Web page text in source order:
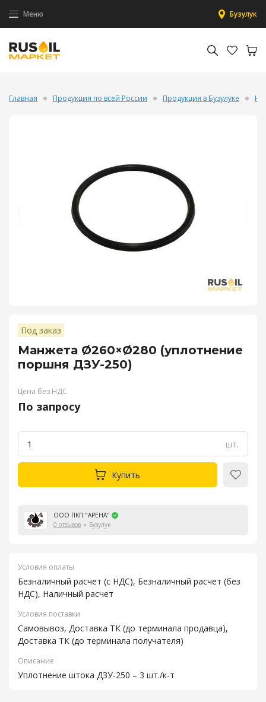
Меню Бузулук
Главная Продукция по всей России Продукция в Бузулуке
Под заказ
Манжета Ø260×Ø280 (уплотнение
поршня ДЗУ-250)
Цена без НДС
По запросу
шт.
Купить
ООО ПКП "АРЕНА"
0 отзывов
Бузулук
Условия оплаты
Безналичный расчет (с НДС), Безналичный расчет (без
НДС), Наличный расчет
Условия поставки
Самовывоз, Доставка ТК (до терминала продавца),
Доставка ТК (до терминала получателя)
Описание
Уплотнение штока ДЗУ-250 – 3 шт./к-т